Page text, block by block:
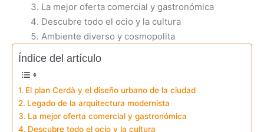
La mejor oferta comercial y gastronómica
Descubre todo el ocio y la cultura
Ambiente diverso y cosmopolita
Índice del artículo
El plan Cerdà y el diseño urbano de la ciudad
Legado de la arquitectura modernista
La mejor oferta comercial y gastronómica
Descubre todo el ocio y la cultura